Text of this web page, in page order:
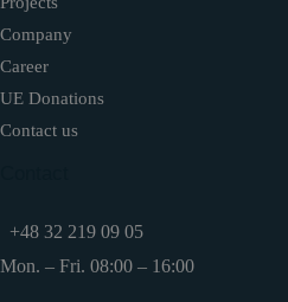
Company
Career
UE Donations
Contact us
+48 32 219 09 05
Mon. – Fri. 08:00 – 16:00